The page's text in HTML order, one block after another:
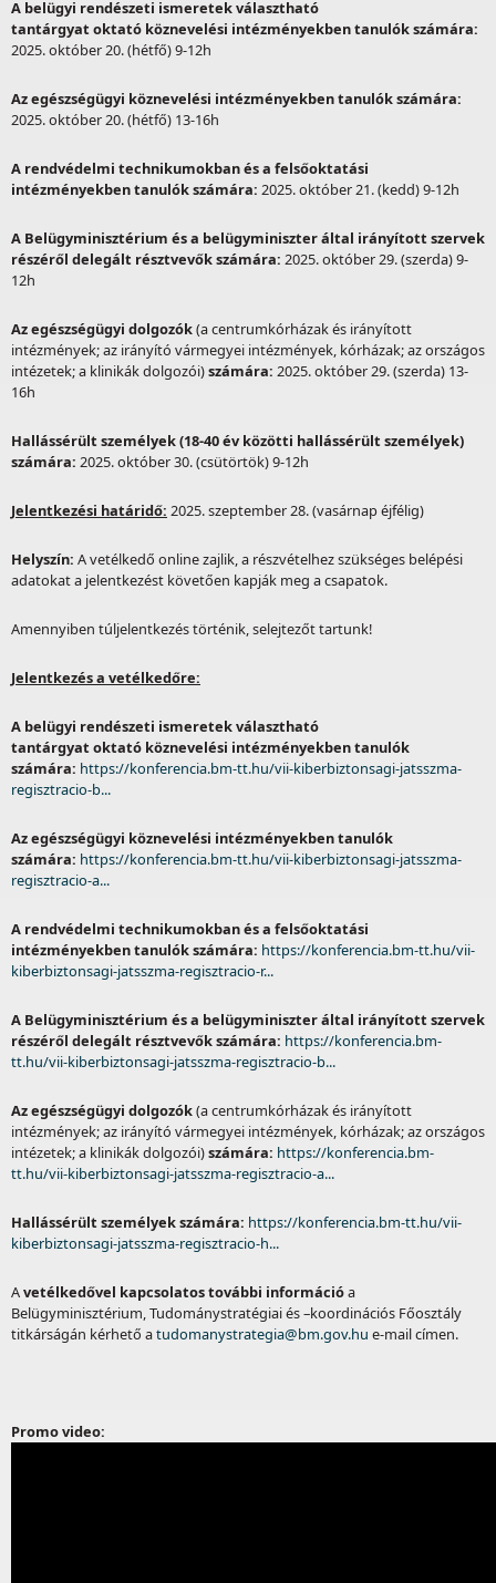
A belügyi rendészeti ismeretek választható
tantárgyat oktató köznevelési intézményekben tanulók számára:
2025. október 20. (hétfő) 9-12h
Az egészségügyi köznevelési intézményekben tanulók számára:
2025. október 20. (hétfő) 13-16h
A rendvédelmi technikumokban és a felsőoktatási
intézményekben tanulók számára: 2025. október 21. (kedd) 9-12h
A Belügyminisztérium és a belügyminiszter által irányított szervek
részéről delegált résztvevők számára: 2025. október 29. (szerda) 9-
12h
Az egészségügyi dolgozók(a centrumkórházak és irányított
intézmények; az irányító vármegyei intézmények, kórházak; az országos
intézetek; a klinikák dolgozói)számára: 2025. október 29. (szerda) 13-
16h
Hallássérült személyek (18-40 év közötti hallássérült személyek)
számára: 2025. október 30. (csütörtök) 9-12h
Jelentkezési határidő: 2025. szeptember 28. (vasárnap éjfélig)
Helyszín: A vetélkedő online zajlik, a részvételhez szükséges belépési
adatokat a jelentkezést követően kapják meg a csapatok.
Amennyiben túljelentkezés történik, selejtezőt tartunk!
Jelentkezés a vetélkedőre:
A belügyi rendészeti ismeretek választható
tantárgyat oktató köznevelési intézményekben tanulók
számára: https://konferencia.bm-tt.hu/vii-kiberbiztonsagi-jatsszma-
regisztracio-b...
Az egészségügyi köznevelési intézményekben tanulók
számára: https://konferencia.bm-tt.hu/vii-kiberbiztonsagi-jatsszma-
regisztracio-a...
A rendvédelmi technikumokban és a felsőoktatási
intézményekben tanulók számára: https://konferencia.bm-tt.hu/vii-
kiberbiztonsagi-jatsszma-regisztracio-r...
A Belügyminisztérium és a belügyminiszter által irányított szervek
részéről delegált résztvevők számára: https://konferencia.bm-
tt.hu/vii-kiberbiztonsagi-jatsszma-regisztracio-b...
Az egészségügyi dolgozók(a centrumkórházak és irányított
intézmények; az irányító vármegyei intézmények, kórházak; az országos
intézetek; a klinikák dolgozói)számára: https://konferencia.bm-
tt.hu/vii-kiberbiztonsagi-jatsszma-regisztracio-a...
Hallássérült személyek számára: https://konferencia.bm-tt.hu/vii-
kiberbiztonsagi-jatsszma-regisztracio-h...
Avetélkedővel kapcsolatos további információa
Belügyminisztérium, Tudománystratégiai és –koordinációs Főosztály
titkárságán kérhető atudomanystrategia@bm.gov.hu e-mail címen.
Promo video: